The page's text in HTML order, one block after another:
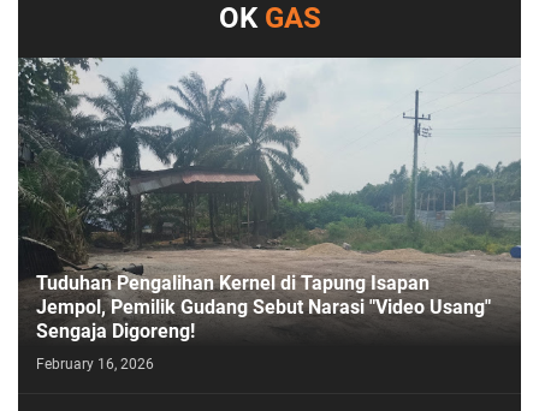
OK GAS
Tuduhan Pengalihan Kernel di Tapung Isapan
Jempol, Pemilik Gudang Sebut Narasi "Video Usang"
Sengaja Digoreng!
February 16, 2026